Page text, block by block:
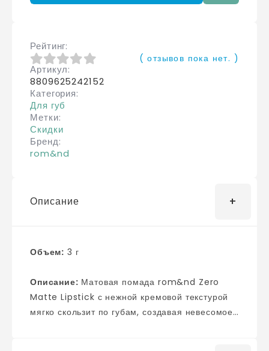
Рейтинг
0из 5
( отзывов пока нет. )
Артикул
8809625242152
Категория
Для губ
Метки
Скидки
Бренд
rom&nd
Описание
Объем: 3 г
Описание:
Matte Lipstick с нежной кремовой текстурой
мягко скользит по губам, создавая невесомое